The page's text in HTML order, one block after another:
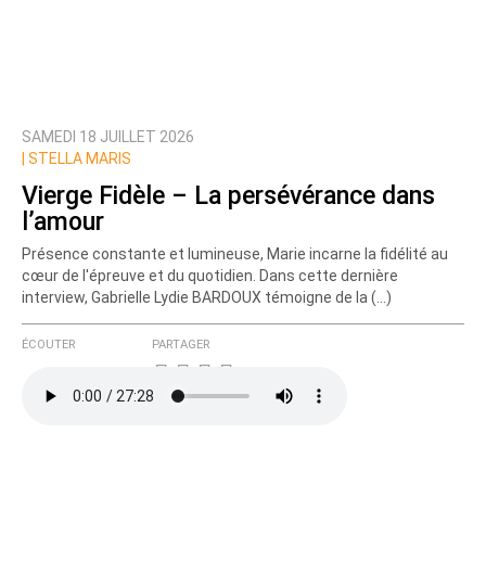
SAMEDI 18 JUILLET 2026
STELLA MARIS
Vierge Fidèle – La persévérance dans
l’amour
Présence constante et lumineuse, Marie incarne la fidélité au
cœur de l'épreuve et du quotidien. Dans cette dernière
interview, Gabrielle Lydie BARDOUX témoigne de la (…)
ÉCOUTER PARTAGER